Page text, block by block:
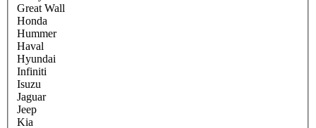
Great Wall
Honda
Hummer
Haval
Hyundai
Infiniti
Isuzu
Jaguar
Jeep
Kia